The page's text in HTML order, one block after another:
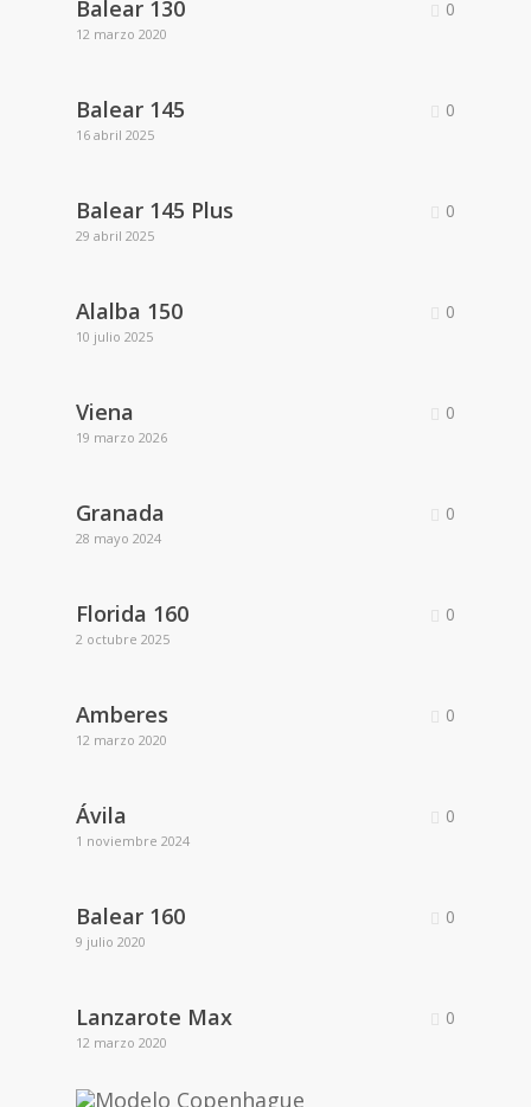
Balear 130
12 marzo 2020
0
Balear 145
16 abril 2025
0
Balear 145 Plus
29 abril 2025
0
Alalba 150
10 julio 2025
0
Viena
19 marzo 2026
0
Granada
28 mayo 2024
0
Florida 160
2 octubre 2025
0
Amberes
12 marzo 2020
0
Ávila
1 noviembre 2024
0
Balear 160
9 julio 2020
0
Lanzarote Max
12 marzo 2020
0